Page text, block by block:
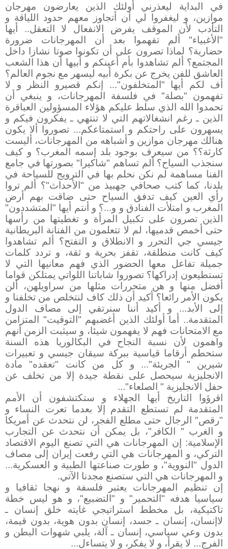
في البداية ليعذرني أولئك الذين يعارضون مهرجان
موازين، و ليغفروا لي أن أتجاوز معهم حدود اللياقة و
التأدب لأن الموقف يفرض الانفعال لا التعقل.. أيها
"الأغبياء" ألم تفهموا بعد أن المهرجانات ضرورة
حضارية؟ لماذا تصرون على أن تكونوا صوتا نشازا داخل
المجتمع؟ ألم تشاهدوا بأم أعينكم و أبيها أن هذا الشعب
العاشق للفن يخرج عن بكرة أبيه ليسهر مع نجوم العالم؟
أف لكم أيها "المتخلفون"... إنكم قصيرو النظر و لا
تفهمون "بصلة" في فلسفة المهرجانات، و ينبغي أن
تحمدوا الله الذي سلط عليكم هؤلاء المسؤولين العباقرة
الذين ـ رغم انشغالاتهم التي لا تنتهي ـ يفكرون فيكم و
يسهرون على راحتكم و استمتاعكم... تصوروا ألا يكون
هنالك مهرجان موازين و أشباهه من المهرجانات، أليست
كارثة؟؟ من سيعرف بوجود بلد إسمه المغرب؟ و كيف
سنجذب السياح؟ ألم تساهم "شاكيرا" بصورتها في جامع
الفنا مساهمة لم نكن نحلم بها في الترويج للسياحة في
بلدنا، كما كتب صحافي جهبيذ من "الأحداث"؟ ألم تروا
رأي العين كيف تدفق السياح حتى ضاقت بهم أرض
المغرب و امتلأت الفنادق و و...؟ و أنتم أيها "المتشددون"
الذين تصرون على تكبيل المرأة و تغطيتها من رأسها
حتى أخمص قدميها، لم لا تتعلمون من الفنانة البريطانية
جيسي جي التحرر و الانطلاق و التفتح؟ ألم تشاهدوا
كيف كانت منطلقة، تقفز بحرية و ثقة، و تردد كلمات
جميلة تفاعل معها الحضور الذي فهم معانيها التي لا
تستطيعون إدراكها؟ تصوروا شاباتنا اللواتي يمتلكن قواما
أفضل منها و هن متحررات مثلها من سراويلهن، ألن
يكون الأمر رائعا؟ أكيد أن ذلك كاف لنتخلص من تخلفنا و
إلى الأبد... و أكيد أننا سنرتقي إلى مصاف الدول
المتقدمة.. أما أولئك الذين أغضبهم "التوقيت" المتزامن
مع الامتحانات فهم لا يفهمون شيئا، و سيثبت الزمن أنهم
واهمون لأن نسبة النجاح في البكالوريا هذه السنة
ستحطم أرقاما قياسية ببركة سيقان جيسي و تعبيرات
شيرين " الجريئة"... و كل من كانت "تعقده" مادة
الانجليزية سيحصل على نقطة جيدة إلا من تخلف عن
حفل الانجليزية " الصلعاء"...
اقرؤوا التاريخ أيها الجهلاء و ستكتشفون أن الأمم
المتقدمة لم تستطع التقدم إلا بعدما تعرت النساء و
"رقص" الرجال حتى مطلع الفجر، لن نتحدث عن أمريكا
و الغرب " الكافر"، بل يمكن أن نتحدث عن التجارب
الإسلامية: إن المهرجانات هي التي تصنع اليوم الاقتصاد
التركي، و المهرجانات هي التي رفعت إيران إلى مصاف
الدول "النووية"، و طورت صناعتها الطبية و العسكرية...
و المهرجانات هي التي ستصنع مجدنا الآتي.
إن تنظيم المهرجانات يعتبر فلسفة و نهجا ثقافيا و
سياسيا هدفه "التحمير" و "التضبيع"، و هو ليس خطة
تاكتيكية، بل مخطط استراتيجي غايته خلق إنسان ـ
لاإنسان، إنسان ـ جسد، إنسان بدون هوية، بدون قيمة،
بدون وعي سياسي، إنسان ـ آلة، يلبي شهوات البطن و
الفرج... لا يقرأ، و لا يفكر، و لا يتساءل...